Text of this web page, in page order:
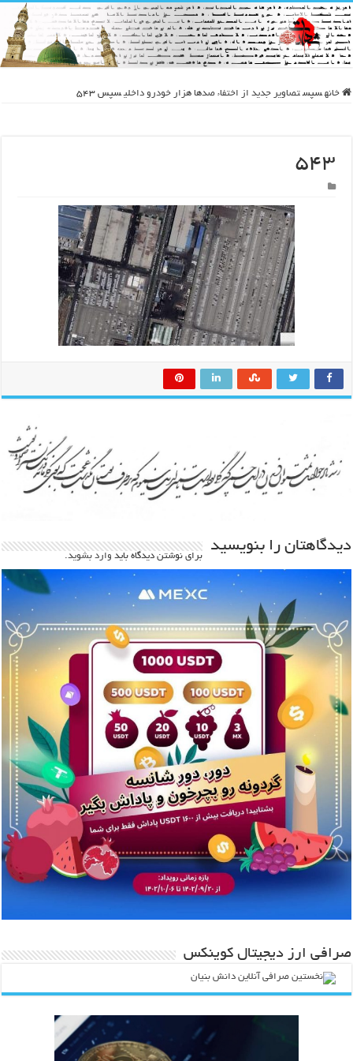
خانه سپس تصاویر جدید از اختفاء صدها هزار خودرو داخلی سپس ۵۴۳
۵۴۳
دیدگاهتان را بنویسید
برای نوشتن دیدگاه باید وارد بشوید.
صرافی ارز دیجیتال کوینکس